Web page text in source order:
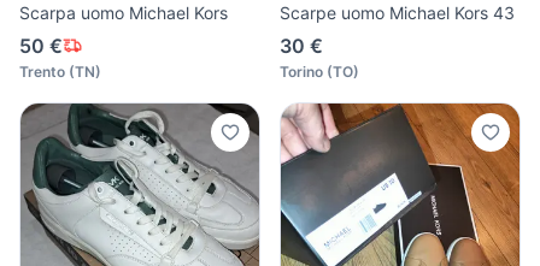
Scarpa uomo Michael Kors
50 €
Trento (TN)
Scarpe uomo Michael Kors 43
30 €
Torino (TO)